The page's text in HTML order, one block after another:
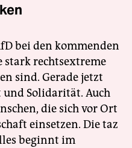
bei den kommenden
stark rechtsextreme
sind. Gerade jetzt
und Solidarität. Auch
die sich vor Ort
einsetzen. Die taz
beginnt im